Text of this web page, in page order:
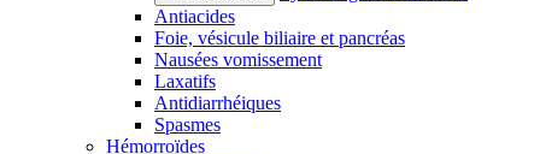
Antiacides
Foie, vésicule biliaire et pancréas
Nausées vomissement
Laxatifs
Antidiarrhéiques
Spasmes
Hémorroïdes